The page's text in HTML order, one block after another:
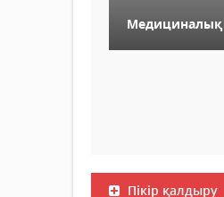
Медициналық
Пікір қалдыру